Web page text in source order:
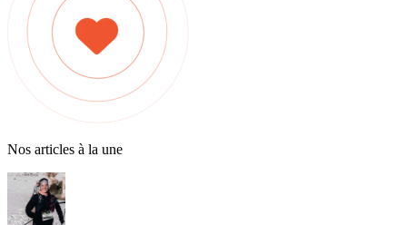
Nos articles à la une